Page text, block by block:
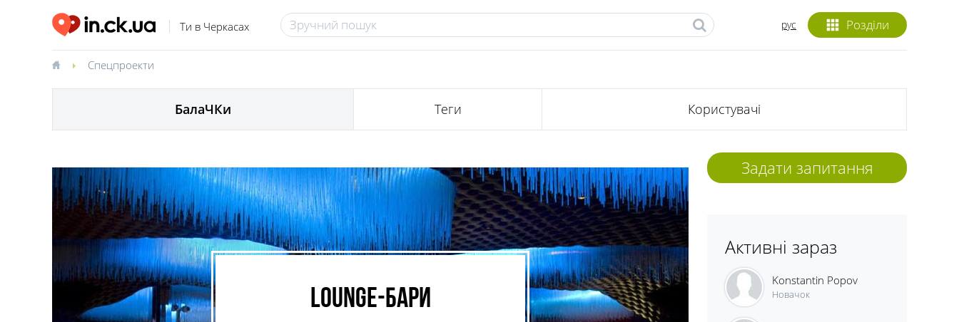
Ти в Черкасах Розділи
рус
Спецпроекти
БалаЧКи Теги Користувачі
Lounge-бари
Задати запитання
Активні зараз
Konstantin Popov
Новачок